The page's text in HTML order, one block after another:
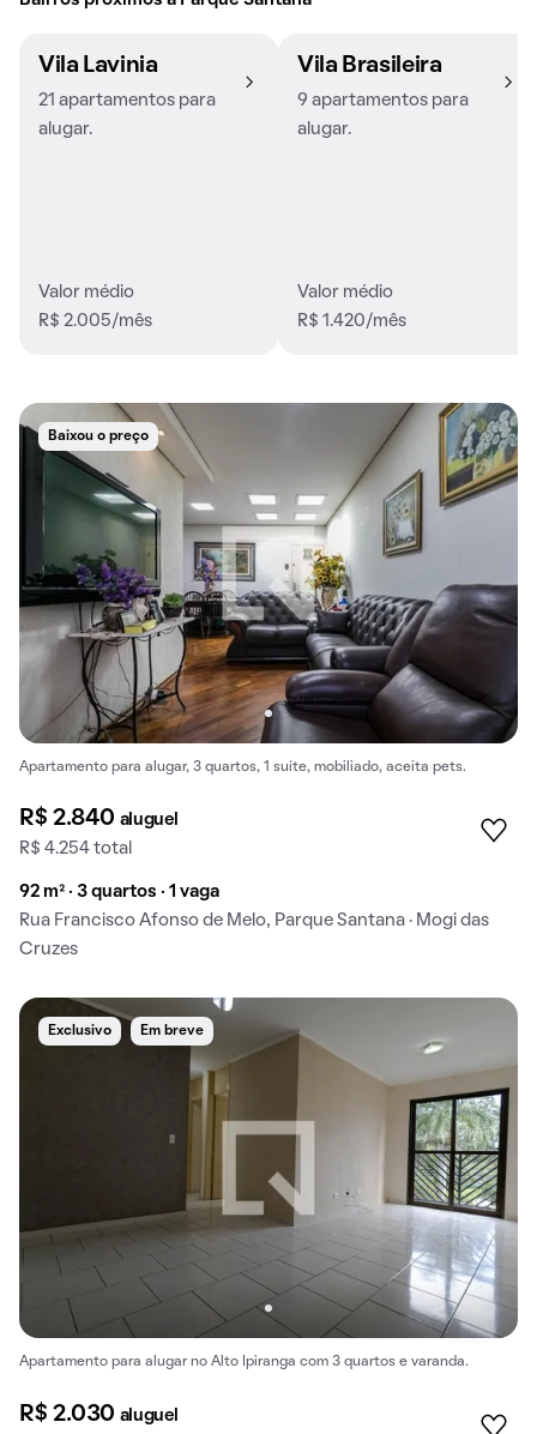
Vila Lavinia
21 apartamentos para
alugar.
Valor médio
R$ 2.005/mês
Vila Brasileira
9 apartamentos para
alugar.
Valor médio
R$ 1.420/mês
Baixou o preço
Apartamento para alugar, 3 quartos, 1 suíte, mobiliado, aceita pets.
R$ 2.840 aluguel
R$ 4.254 total
92 m² · 3 quartos · 1 vaga
Rua Francisco Afonso de Melo, Parque Santana · Mogi das
Cruzes
Exclusivo Em breve
Apartamento para alugar no Alto Ipiranga com 3 quartos e varanda.
R$ 2.030 aluguel